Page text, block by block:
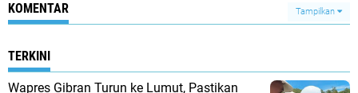
KOMENTAR Tampilkan
TERKINI
Wapres Gibran Turun ke Lumut, Pastikan